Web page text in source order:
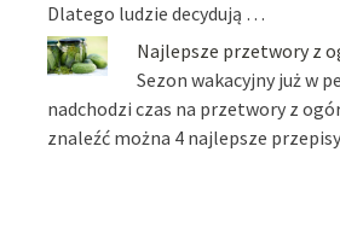
Dlatego ludzie decydują …
Najlepsze przetwory z
Sezon wakacyjny już w
nadchodzi czas na przetwory z
znaleźć można 4 najlepsze